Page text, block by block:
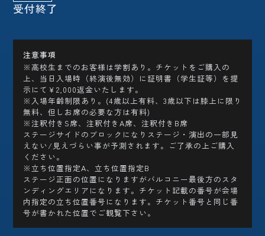
受付終了
注意事項
※高校生までのお客様は学割あり。チケットをご購入の
上、当日入場時（終演後無効）に証明書（学生証等）を提
示にて￥2,000返金いたします。
※入場年齢制限あり。(4歳以上有料、3歳以下は膝上に限り
無料、但しお席の必要な方は有料)
※注釈付きS席、注釈付きA席、注釈付きB席
ステージサイドのブロックになりステージ・演出の一部見
えない/見えづらい事が予測されます。ご了承の上ご購入
ください。
※立ち位置指定A、立ち位置指定B
ステージ正面の位置になりますがバルコニー最後方のスタ
ンディングエリアになります。チケット記載の番号が会場
内指定の立ち位置番号になります。チケット番号と同じ番
号が書かれた位置でご観覧下さい。